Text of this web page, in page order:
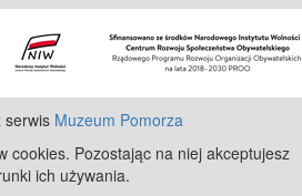
serwis Muzeum Pomorza
cookies. Pozostając na niej akceptujesz
ich używania.